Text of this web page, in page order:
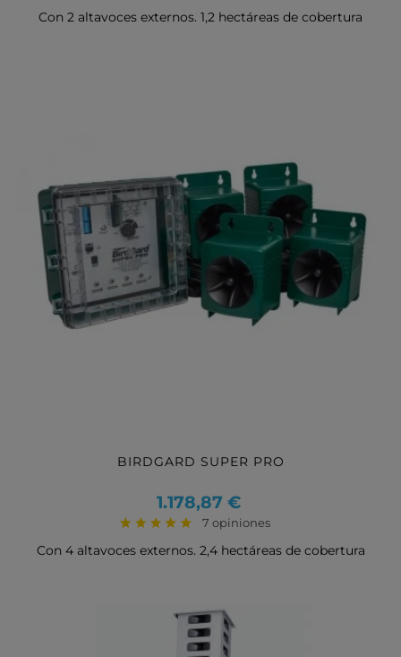
Con 2 altavoces externos. 1,2 hectáreas de cobertura
BIRDGARD SUPER PRO
Precio
1.178,87 €
7 opiniones
Con 4 altavoces externos. 2,4 hectáreas de cobertura